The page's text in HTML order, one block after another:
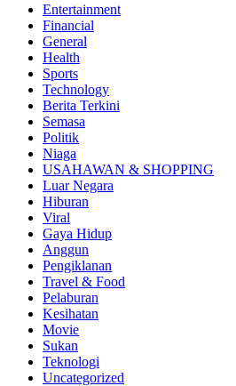
Entertainment
Financial
General
Health
Sports
Technology
Berita Terkini
Semasa
Politik
Niaga
USAHAWAN & SHOPPING
Luar Negara
Hiburan
Viral
Gaya Hidup
Anggun
Pengiklanan
Travel & Food
Pelaburan
Kesihatan
Movie
Sukan
Teknologi
Uncategorized